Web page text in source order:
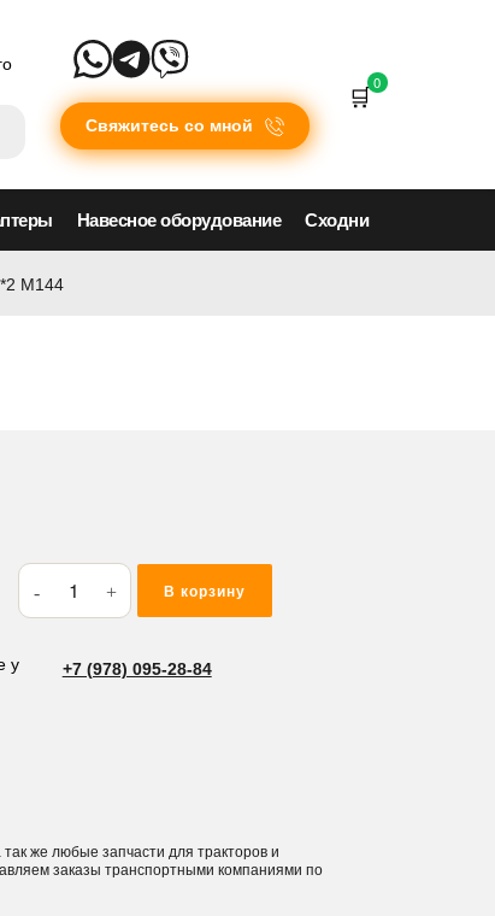
Свяжитесь со мной
0
Навесное оборудование Сходни
M144
Количество
товара
резиновое
В корзину
у
+7 (978) 095-28-84
так же любые запчасти для тракторов и
заказы транспортными компаниями по